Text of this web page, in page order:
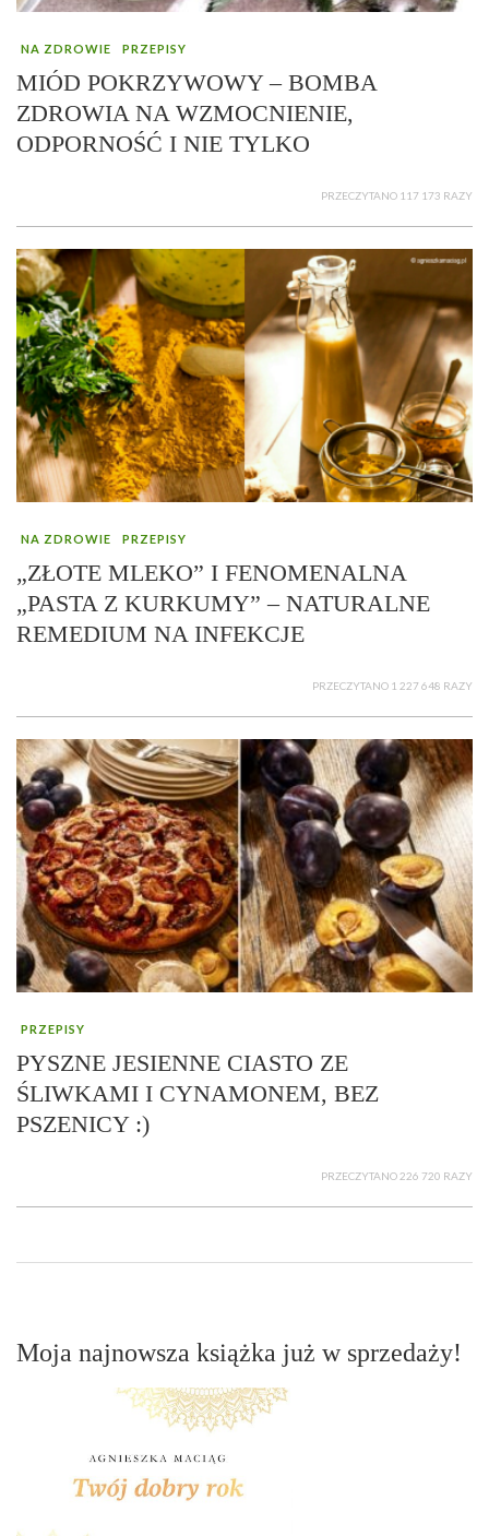
NA ZDROWIE PRZEPISY
MIÓD POKRZYWOWY – BOMBA
ZDROWIA NA WZMOCNIENIE,
ODPORNOŚĆ I NIE TYLKO
PRZECZYTANO 117 173 RAZY
NA ZDROWIE PRZEPISY
„ZŁOTE MLEKO” I FENOMENALNA
„PASTA Z KURKUMY” – NATURALNE
REMEDIUM NA INFEKCJE
PRZECZYTANO 1 227 648 RAZY
PRZEPISY
PYSZNE JESIENNE CIASTO ZE
ŚLIWKAMI I CYNAMONEM, BEZ
PSZENICY :)
PRZECZYTANO 226 720 RAZY
Moja najnowsza książka już w sprzedaży!